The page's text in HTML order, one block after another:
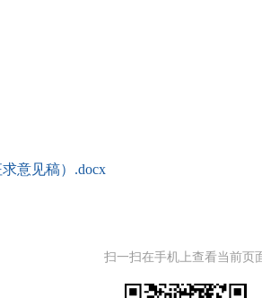
意见稿）.docx
扫一扫在手机上查看当前页